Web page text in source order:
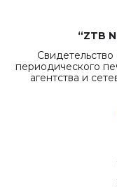
“ZTB
периодического
агентства и